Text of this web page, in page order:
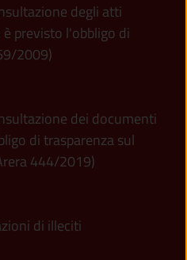
degli atti
previsto l'obbligo di
2009)
dei documenti
di trasparenza sul
444/2019)
di illeciti